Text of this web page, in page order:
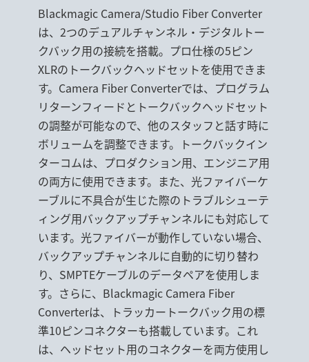
Blackmagic Camera/Studio Fiber Converter
は、2つのデュアルチャンネル・デジタルトー
クバック用の接続を搭載。プロ仕様の5ピン
XLRのトークバックヘッドセットを使用できま
す。Camera Fiber Converterでは、プログラム
リターンフィードとトークバックヘッドセット
の調整が可能なので、他のスタッフと話す時に
ボリュームを調整できます。トークバックイン
ターコムは、プロダクション用、エンジニア用
の両方に使用できます。また、光ファイバーケ
ーブルに不具合が生じた際のトラブルシューテ
ィング用バックアップチャンネルにも対応して
います。光ファイバーが動作していない場合、
バックアップチャンネルに自動的に切り替わ
り、SMPTEケーブルのデータペアを使用しま
す。さらに、Blackmagic Camera Fiber
Converterは、トラッカートークバック用の標
準10ピンコネクターも搭載しています。これ
は、ヘッドセット用のコネクターを両方使用し